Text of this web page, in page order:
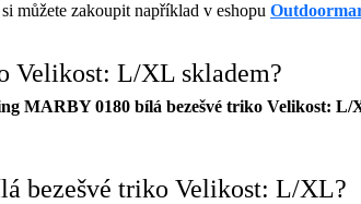
si můžete zakoupit například v eshopu
Velikost: L/XL skladem?
MARBY 0180 bílá bezešvé triko Velikost: L/
bezešvé triko Velikost: L/XL?